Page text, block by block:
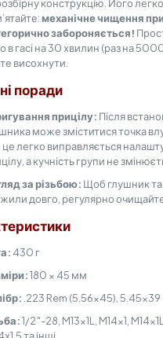
конструкцію. Його
механічне чищення
забороняється!
в гасі на 30 хвилин (раз на 5000
висохнути.
поради
прицілу: Після
може зміститися точка
це легко виправляється
а кучність групи не
за різьбою: Щоб глушник та
довго, регулярно очищайте
430 г
180 × 45 мм
.223 Rem (5.56×45), 5.45×39
1/2″-28, M13x1L, M14x1,
та інші